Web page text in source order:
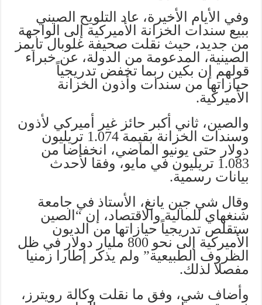
وفي الأيام الأخيرة، عاد التلويح الصيني
ببيع سندات الخزانة الأميركية إلى الواجهة
من جديد، حيث نقلت صحيفة غلوبال تايمز
الصينية، المدعومة من الدولة، عن خبراء
قولهم إن بكين ربما تخفض تدريجياً
حيازاتها من سندات وأذون الخزانة
الأميركية.
والصين، ثاني أكبر حائز غير أميركي لأذون
وسندات الخزانة بقيمة 1.074 تريليون
دولار حتى يونيو الماضي، انخفاضا من
1.083 تريليون في مايو، وفقا لأحدث
بيانات رسمية.
وقال شي جين يانغ، الأستاذ في جامعة
شنغهاي للمالية والاقتصاد، إن “الصين
ستقلص تدريجياً حيازاتها من الديون
الأميركية إلى نحو 800 مليار دولار في ظل
الظروف الطبيعية” ولم يذكر إطارا زمنيا
مفصلا لذلك.
وأضاف شي، وفق ما نقلت وكالة رويترز،